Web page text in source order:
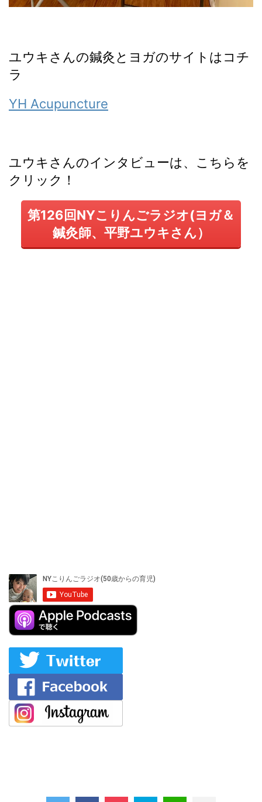
ユウキさんの鍼灸とヨガのサイトはコチ
ラ
YH Acupuncture
ユウキさんのインタビューは、こちらを
クリック！
第126回NYこりんごラジオ(ヨガ＆
鍼灸師、平野ユウキさん）